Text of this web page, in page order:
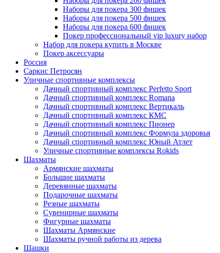
Наборы для покера 300 фишек
Наборы для покера 500 фишек
Наборы для покера 600 фишек
Покер профессиональный vip luxury набор
Набор для покера купить в Москве
Покер аксессуары
Россия
Саркис Петросян
Уличные спортивные комплексы
Дачный спортивный комплекс Perfetto Sport
Дачный спортивный комплекс Romana
Дачный спортивный комплекс Вертикаль
Дачный спортивный комплекс КМС
Дачный спортивный комплекс Пионер
Дачный спортивный комплекс Формула здоровья
Дачный спортивный комплекс Юный Атлет
Уличные спортивные комплексы Rokids
Шахматы
Армянские шахматы
Большие шахматы
Деревянные шахматы
Подарочные шахматы
Резные шахматы
Сувенирные шахматы
Фигурные шахматы
Шахматы Армянские
Шахматы ручной работы из дерева
Шашки